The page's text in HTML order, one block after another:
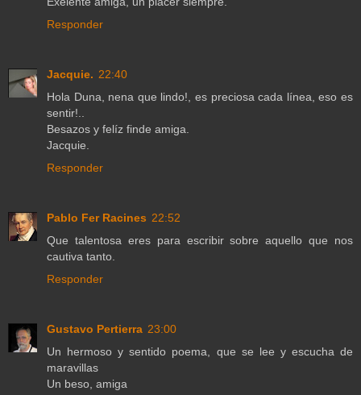
Responder
Jacquie. 22:40
Hola Duna, nena que lindo!, es preciosa cada línea, eso es
sentir!..
Besazos y felíz finde amiga.
Jacquie.
Responder
Pablo Fer Racines 22:52
Que talentosa eres para escribir sobre aquello que nos
cautiva tanto.
Responder
Gustavo Pertierra 23:00
Un hermoso y sentido poema, que se lee y escucha de
maravillas
Un beso, amiga